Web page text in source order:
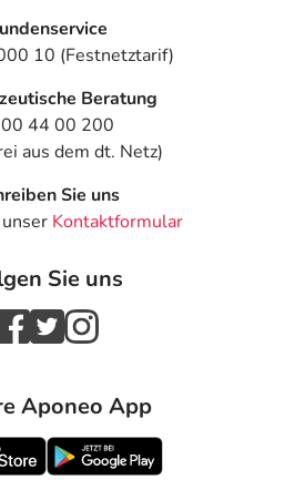
10 (Festnetztarif)
Beratung
44 00 200
aus dem dt. Netz)
Sie uns
Kontaktformular
Sie uns
Aponeo App